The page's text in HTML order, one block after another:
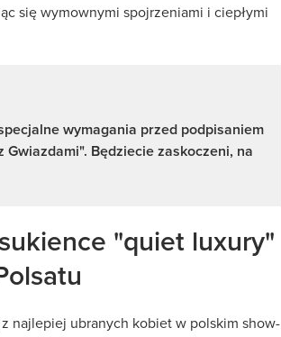
się wymownymi spojrzeniami i ciepłymi
wymagania przed podpisaniem
Gwiazdami". Będziecie zaskoczeni, na
"quiet luxury"
najlepiej ubranych kobiet w polskim show-